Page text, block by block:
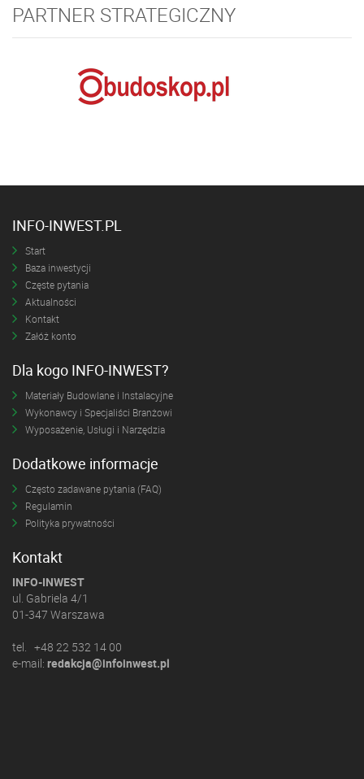
PARTNER STRATEGICZNY
INFO-INWEST.PL
Start
Baza inwestycji
Częste pytania
Aktualności
Kontakt
Załóż konto
Dla kogo INFO-INWEST?
Materiały Budowlane i Instalacyjne
Wykonawcy i Specjaliści Branżowi
Wyposażenie, Usługi i Narzędzia
Dodatkowe informacje
Często zadawane pytania (FAQ)
Regulamin
Polityka prywatności
Kontakt
INFO-INWEST
ul. Gabriela 4/1
01-347 Warszawa
tel. +48 22 532 14 00
e-mail: redakcja@infoinwest.pl